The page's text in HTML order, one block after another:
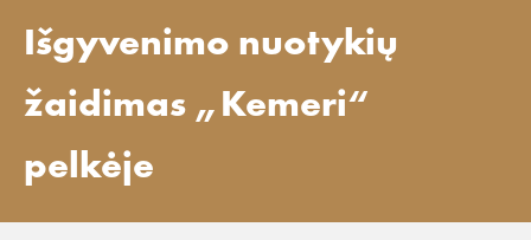
Išgyvenimo nuotykių
žaidimas „Kemeri“
pelkėje